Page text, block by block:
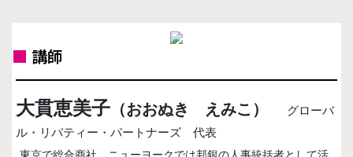
■ 講師
大貫恵美子 （おおぬき えみこ）
グローバ
ル・リバティー・パートナーズ 代表